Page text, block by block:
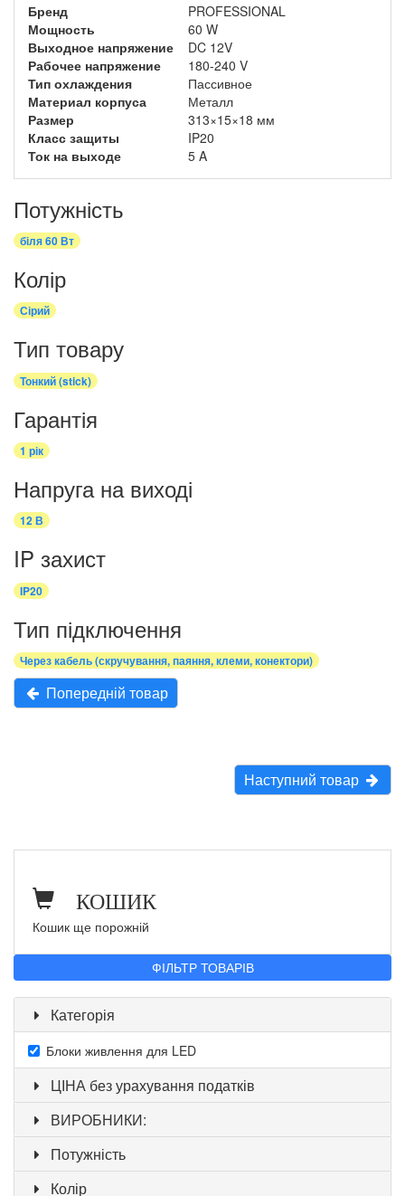
Бренд
PROFESSIONAL
Мощность
60 W
Выходное напряжение DC 12V
Рабочее напряжение
180-240 V
Тип охлаждения
Пассивное
Материал корпуса
Металл
Размер
313×15×18 мм
Класс защиты
IP20
Ток на выходе
5 A
Потужність
біля 60 Вт
Колір
Сірий
Тип товару
Тонкий (stick)
Гарантія
1 рік
Напруга на виході
12 В
IP захист
IP20
Тип підключення
Через кабель (скручування, паяння, клеми, конектори)
Попередній товар
Наступний товар
КОШИК
Кошик ще порожній
ФІЛЬТР ТОВАРІВ
Категорія
Блоки живлення для LED
ЦІНА без урахування податків
ВИРОБНИКИ:
Потужність
Колір